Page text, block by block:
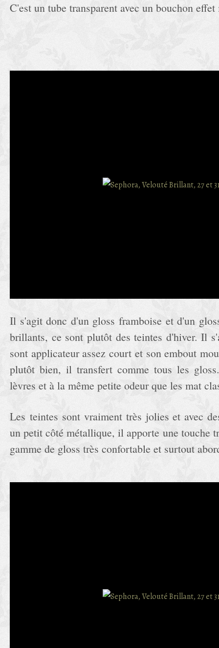
C'est un tube transparent avec un bouchon
Il s'agit donc d'un gloss framboise et d'un
brillants, ce sont plutôt des teintes d'hiver. Il
sont applicateur assez court et son embout
plutôt bien, il transfert comme tous les
lèvres et à la même petite odeur que les mat
Les teintes sont vraiment très jolies et avec
un petit côté métallique, il apporte une touche
gamme de gloss très confortable et surtout